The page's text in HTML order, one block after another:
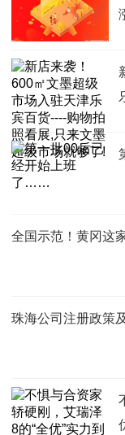
全国示范！黄冈这
珠海公司注册政策